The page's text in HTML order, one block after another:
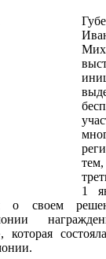
1
о своем
которая